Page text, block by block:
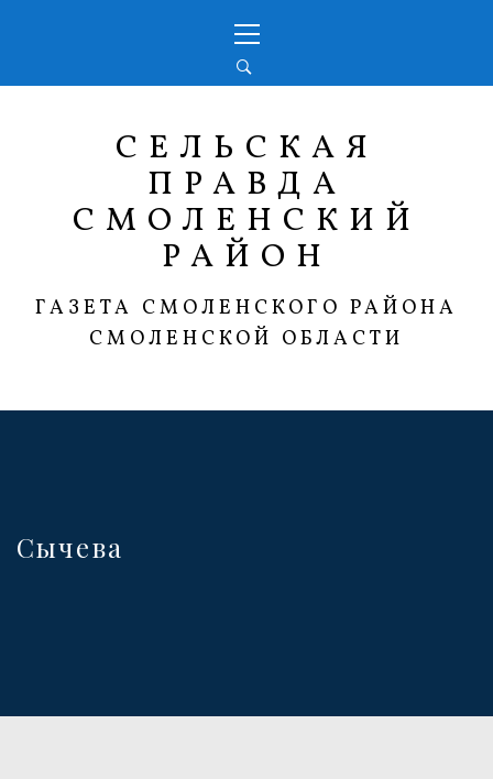
меню
СЕЛЬСКАЯ
ПРАВДА
СМОЛЕНСКИЙ
РАЙОН
ГАЗЕТА СМОЛЕНСКОГО РАЙОНА
СМОЛЕНСКОЙ ОБЛАСТИ
Сычева